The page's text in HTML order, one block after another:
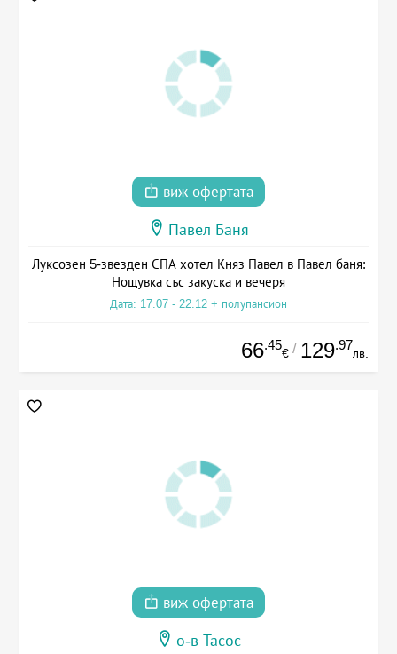
виж офертата
Павел Баня
Луксозен 5-звезден СПА хотел Княз Павел в Павел баня:
Нощувка със закуска и вечеря
Дата: 17.07 - 22.12 + полупансион
66.45
€ / 129.97
лв.
виж офертата
о-в Тасос